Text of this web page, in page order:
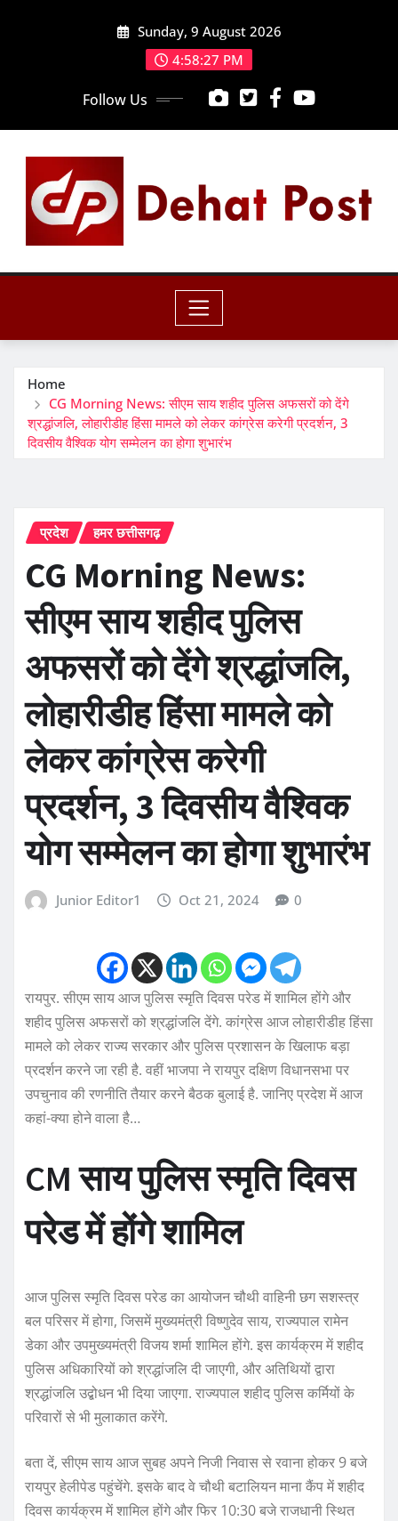
Sunday, 9 August 2026
4:58:29 PM
Follow Us
Home
CG Morning News: सीएम साय शहीद पुलिस अफसरों को देंगे
श्रद्धांजलि, लोहारीडीह हिंसा मामले को लेकर कांग्रेस करेगी प्रदर्शन, 3
दिवसीय वैश्विक योग सम्मेलन का होगा शुभारंभ
प्रदेश हमर छत्तीसगढ़
CG Morning News:
सीएम साय शहीद पुलिस
अफसरों को देंगे श्रद्धांजलि,
लोहारीडीह हिंसा मामले को
लेकर कांग्रेस करेगी
प्रदर्शन, 3 दिवसीय वैश्विक
योग सम्मेलन का होगा शुभारंभ
Junior Editor1 Oct 21, 2024 0
रायपुर. सीएम साय आज पुलिस स्मृति दिवस परेड में शामिल होंगे और
शहीद पुलिस अफसरों को श्रद्धांजलि देंगे. कांग्रेस आज लोहारीडीह हिंसा
मामले को लेकर राज्य सरकार और पुलिस प्रशासन के खिलाफ बड़ा
प्रदर्शन करने जा रही है. वहीं भाजपा ने रायपुर दक्षिण विधानसभा पर
उपचुनाव की रणनीति तैयार करने बैठक बुलाई है. जानिए प्रदेश में आज
कहां-क्या होने वाला है…
CM साय पुलिस स्मृति दिवस
परेड में होंगे शामिल
आज पुलिस स्मृति दिवस परेड का आयोजन चौथी वाहिनी छग सशस्त्र
बल परिसर में होगा, जिसमें मुख्यमंत्री विष्णुदेव साय, राज्यपाल रामेन
डेका और उपमुख्यमंत्री विजय शर्मा शामिल होंगे. इस कार्यक्रम में शहीद
पुलिस अधिकारियों को श्रद्धांजलि दी जाएगी, और अतिथियों द्वारा
श्रद्धांजलि उद्बोधन भी दिया जाएगा. राज्यपाल शहीद पुलिस कर्मियों के
परिवारों से भी मुलाकात करेंगे.
बता दें, सीएम साय आज सुबह अपने निजी निवास से रवाना होकर 9 बजे
रायपुर हेलीपेड पहुंचेंगे. इसके बाद वे चौथी बटालियन माना कैंप में शहीद
दिवस कार्यक्रम में शामिल होंगे और फिर 10:30 बजे राजधानी स्थित